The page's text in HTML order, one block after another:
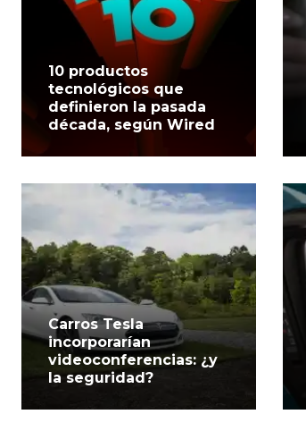
10 productos
tecnológicos que
definieron la pasada
década, según Wired
Carros Tesla
incorporarían
videoconferencias: ¿y
la seguridad?